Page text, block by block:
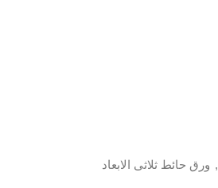
, ورق حائط ثلاثى الابعاد